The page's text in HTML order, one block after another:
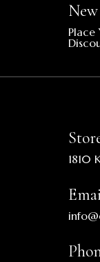
Place
1810